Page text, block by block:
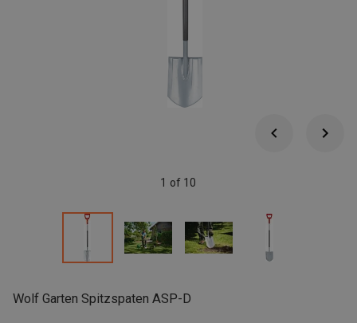
1 of 10
Wolf Garten Spitzspaten ASP-D